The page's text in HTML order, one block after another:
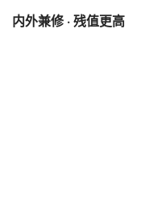
内外兼修 · 残值更高